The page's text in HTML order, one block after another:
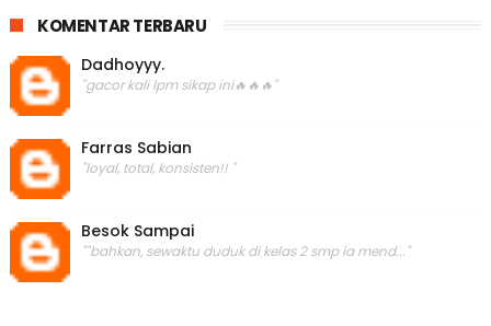
KOMENTAR TERBARU
Dadhoyyy.
"gacor kali lpm sikap ini🔥🔥🔥"
Farras Sabian
"loyal, total, konsisten!! "
Besok Sampai
""bahkan, sewaktu duduk di kelas 2 smp ia mend..."